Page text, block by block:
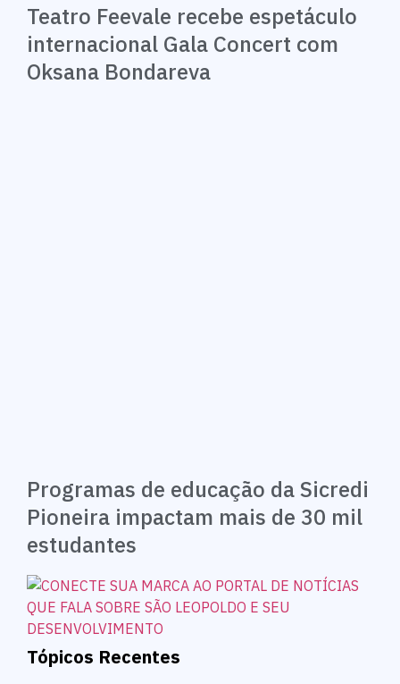
Teatro Feevale recebe espetáculo
internacional Gala Concert com
Oksana Bondareva
Programas de educação da Sicredi
Pioneira impactam mais de 30 mil
estudantes
Tópicos Recentes